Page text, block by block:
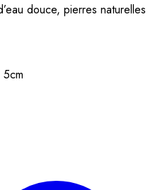
douce, pierres naturelles